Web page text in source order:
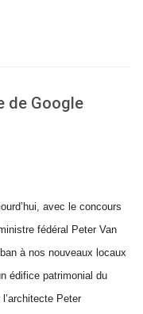
de Google
avec le concours
fédéral Peter Van
à nos nouveaux locaux
édifice patrimonial du
Peter